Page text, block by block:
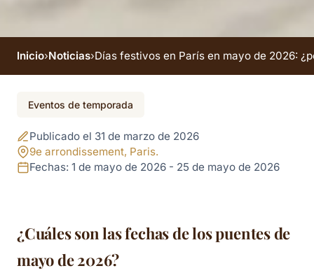
Días festivos en París
en mayo de 2026:
hotel con antelación
en el distrito 9?
Inicio›Noticias›Días festivos en París en mayo de 2026:
Eventos de temporada
Publicado el 31 de marzo de 2026
9e arrondissement, Paris.
Fechas: 1 de mayo de 2026 - 25 de mayo de 2026
¿Cuáles son las fechas de los puentes de
mayo de 2026?